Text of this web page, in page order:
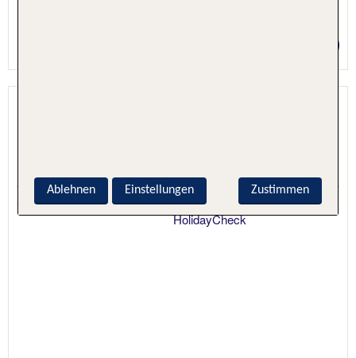
5.7 - 96 % Weiterempfehlung
Zustimmen
Ablehnen Einstellungen